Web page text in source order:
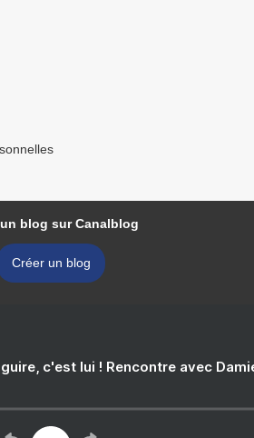
blog sur Canalblog
Créer un blog
c'est lui ! Rencontre avec